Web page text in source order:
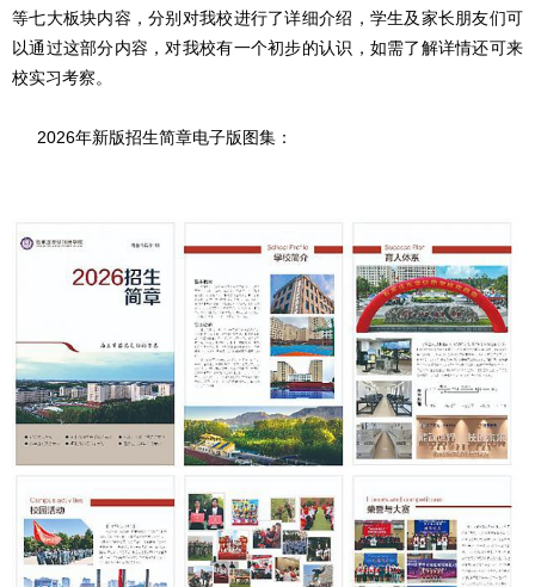
等七大板块内容，分别对我校进行了详细介绍，学生及家长朋友们可
以通过这部分内容，对我校有一个初步的认识，如需了解详情还可来
校实习考察。
2026年新版招生简章电子版图集：